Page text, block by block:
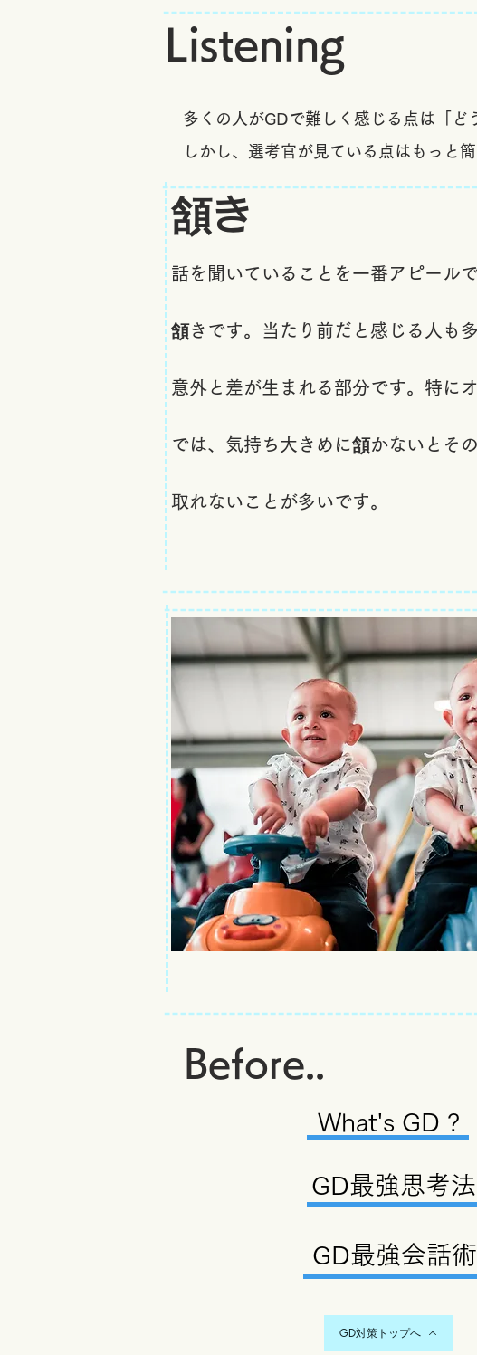
Listening
多くの人がGDで難しく感じる点は「ど
しかし、選考官が見ている点はもっと
頷き
話を聞いていることを一番アピール
頷きです。当たり前だと感じる人も多
意外と差が生まれる部分です。 特に
では、気持ち大きめに頷かないと そ
取れないことが多いです。
What's GD ?
Before..
GD最強思考法
GD最強会話術
GD対策トップへ